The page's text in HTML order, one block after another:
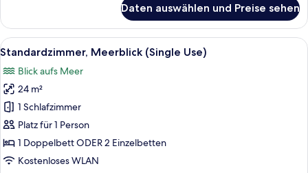
Meerblick
Daten auswählen und Preise sehen
Alle
Fotos
für
Standardzimmer,
Meerblick
(Single
Use)
anzeigen
Ein modernes Hotelzimmer mit
8
Standardzimmer, Meerblick (Single Use)
Blick aufs Meer
24 m²
1 Schlafzimmer
Platz für 1 Person
1 Doppelbett ODER 2 Einzelbetten
Kostenloses WLAN